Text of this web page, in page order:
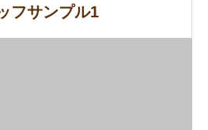
フサンプル1